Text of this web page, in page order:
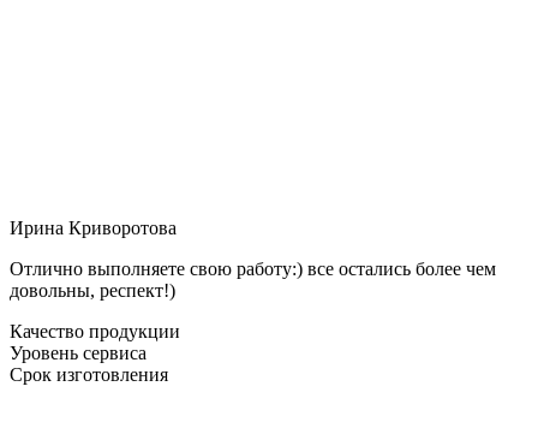
Ирина Криворотова
Отлично выполняете свою работу:) все остались более чем
довольны, респект!)
Качество продукции
Уровень сервиса
Срок изготовления